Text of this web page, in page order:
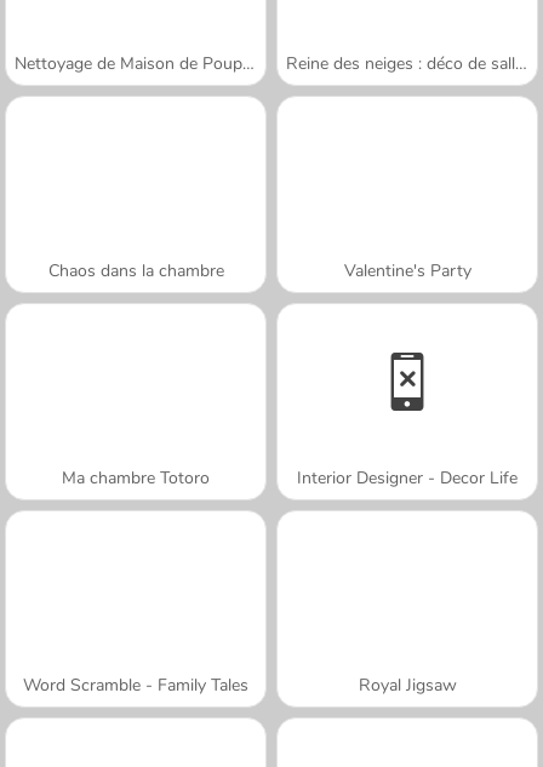
Nettoyage de Maison de Poupée Reine des neiges : déco de salle d'eau
Chaos dans la chambre Valentine's Party
Ma chambre Totoro Interior Designer - Decor Life
Word Scramble - Family Tales Royal Jigsaw